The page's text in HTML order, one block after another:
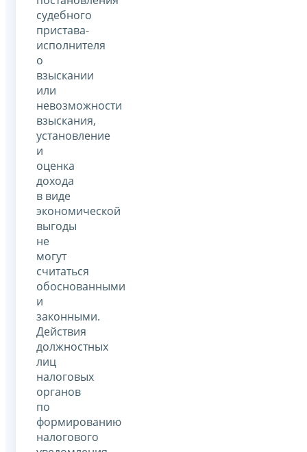
судебного
пристава-
исполнителя
о
взыскании
или
невозможности
взыскания,
установление
и
оценка
дохода
в виде
экономической
выгоды
не
могут
считаться
обоснованными
и
законными.
Действия
должностных
лиц
налоговых
органов
по
формированию
налогового